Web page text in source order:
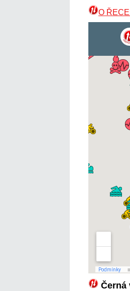
O
Černá